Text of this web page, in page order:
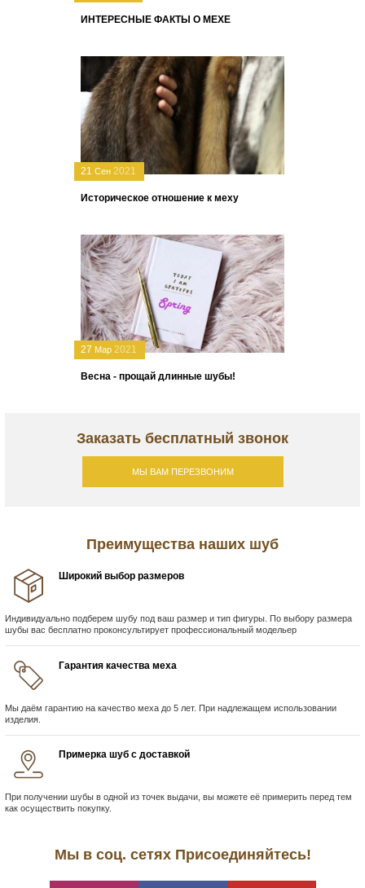
ИНТЕРЕСНЫЕ ФАКТЫ О МЕХЕ
21 Сен 2021
Историческое отношение к меху
27 Мар 2021
Весна - прощай длинные шубы!
Заказать бесплатный звонок
МЫ ВАМ ПЕРЕЗВОНИМ
Преимущества наших шуб
Широкий выбор размеров
Индивидуально подберем шубу под ваш размер и тип фигуры. По выбору размера
шубы вас бесплатно проконсультирует профессиональный модельер
Гарантия качества меха
Мы даём гарантию на качество меха до 5 лет. При надлежащем использовании
изделия.
Примерка шуб с доставкой
При получении шубы в одной из точек выдачи, вы можете её примерить перед тем
как осуществить покупку.
Мы в соц. сетях Присоединяйтесь!